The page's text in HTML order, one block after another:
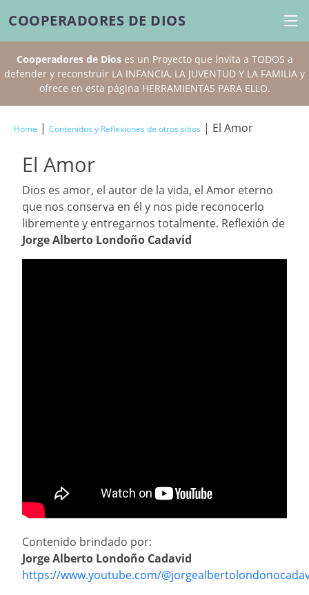
COOPERADORES DE DIOS
Cooperadores de Dioses un Proyecto que invita a TODOS a
defender y reconstruir LA INFANCIA, LA JUVENTUD Y LA FAMILIA y
ofrece en esta página HERRAMIENTAS PARA ELLO.
Home | Contenidos y Reflexiones de otros sitios | El Amor
El Amor
Dios es amor, el autor de la vida, el Amor eterno
que nos conserva en él y nos pide reconocerlo
libremente y entregarnos totalmente. Reflexión de
Jorge Alberto Londoño Cadavid
Contenido brindado por:
Jorge Alberto Londoño Cadavid
https://www.youtube.com/